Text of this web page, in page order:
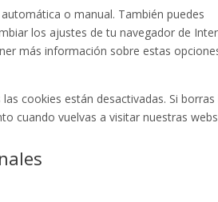
o manual. También puedes
los ajustes de tu navegador de
más información sobre estas
cookies están desactivadas. Si borras
cuando vuelvas a visitar nuestras